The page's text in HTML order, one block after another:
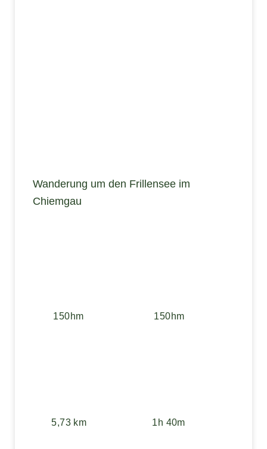
Wanderung um den Frillensee im
Chiemgau
150hm 150hm
5,73 km 1h 40m